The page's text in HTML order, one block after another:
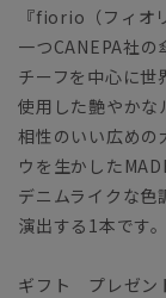
『fiorio（フィオ
一つCANEPA社の
チーフを中心に
使用した艶やかな
相性のいい広め
ウを生かした
デニムライクな色
演出する1本です。
ギフト プレゼ